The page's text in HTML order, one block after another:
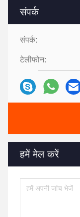
संपर्क
संपर्क:
टेलीफोन:
हमें मेल करें